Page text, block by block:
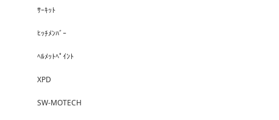
ｻｰｷｯﾄ
ﾋｯﾁﾒﾝﾊﾞｰ
ﾍﾙﾒｯﾄﾍﾟｲﾝﾄ
XPD
SW-MOTECH